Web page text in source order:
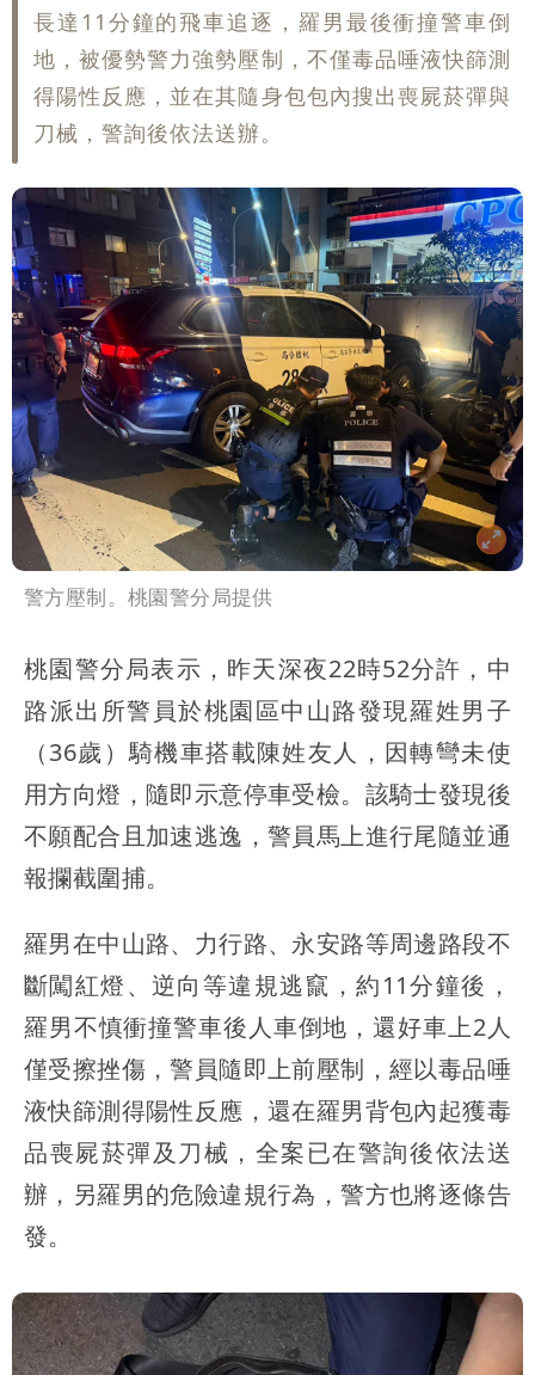
長達11分鐘的飛車追逐，羅男最後衝撞警車倒
地，被優勢警力強勢壓制，不僅毒品唾液快篩測
得陽性反應，並在其隨身包包內搜出喪屍菸彈與
刀械，警詢後依法送辦。
警方壓制。桃園警分局提供
桃園警分局表示，昨天深夜22時52分許，中
路派出所警員於桃園區中山路發現羅姓男子
（36歲）騎機車搭載陳姓友人，因轉彎未使
用方向燈，隨即示意停車受檢。該騎士發現後
不願配合且加速逃逸，警員馬上進行尾隨並通
報攔截圍捕。
羅男在中山路、力行路、永安路等周邊路段不
斷闖紅燈、逆向等違規逃竄，約11分鐘後，
羅男不慎衝撞警車後人車倒地，還好車上2人
僅受擦挫傷，警員隨即上前壓制，經以毒品唾
液快篩測得陽性反應，還在羅男背包內起獲毒
品喪屍菸彈及刀械，全案已在警詢後依法送
辦，另羅男的危險違規行為，警方也將逐條告
發。